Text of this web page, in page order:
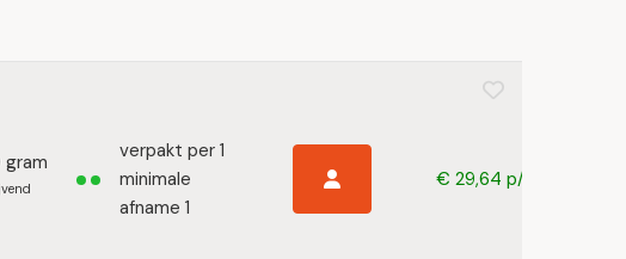
gram
verpakt per 1
minimale
afname 1
€ 29,64 p/s